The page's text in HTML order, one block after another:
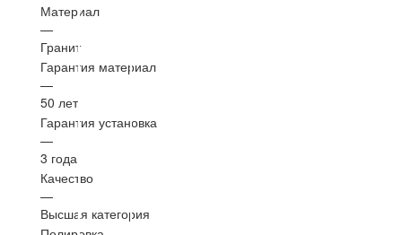
Материал
—
Гранит
Гарантия материал
—
50 лет
Гарантия установка
—
3 года
Качество
—
Высшая категория